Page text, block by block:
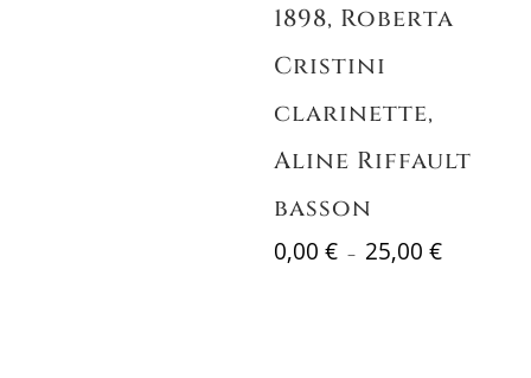
1898, Roberta
Cristini
clarinette,
Aline Riffault
basson
0,00€ – 25,00€Plage